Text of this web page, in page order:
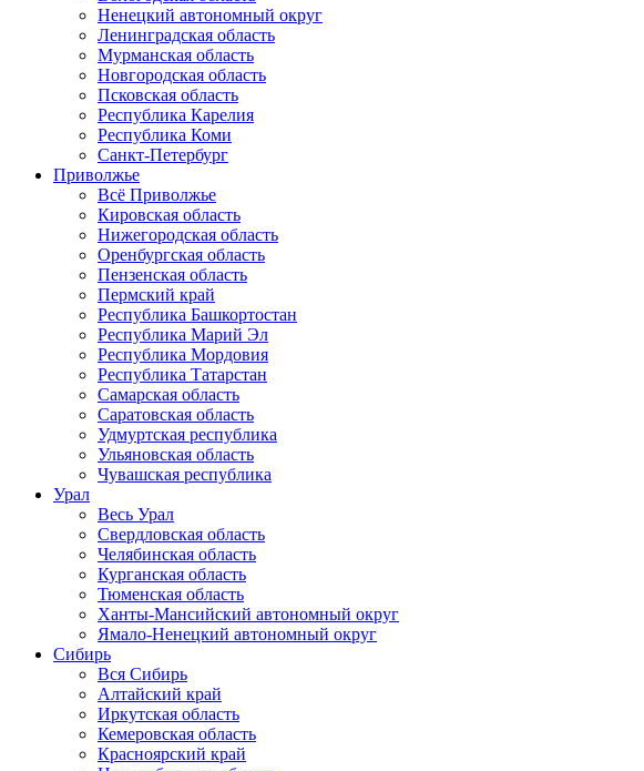
Ненецкий автономный округ
Ленинградская область
Мурманская область
Новгородская область
Псковская область
Республика Карелия
Республика Коми
Санкт-Петербург
Приволжье
Всё Приволжье
Кировская область
Нижегородская область
Оренбургская область
Пензенская область
Пермский край
Республика Башкортостан
Республика Марий Эл
Республика Мордовия
Республика Татарстан
Самарская область
Саратовская область
Удмуртская республика
Ульяновская область
Чувашская республика
Урал
Весь Урал
Свердловская область
Челябинская область
Курганская область
Тюменская область
Ханты-Мансийский автономный округ
Ямало-Ненецкий автономный округ
Сибирь
Вся Сибирь
Алтайский край
Иркутская область
Кемеровская область
Красноярский край